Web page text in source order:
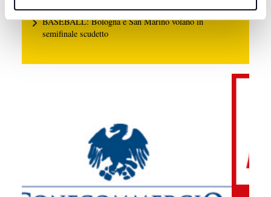
BASEBALL: Bologna e San Marino volano in
semifinale scudetto